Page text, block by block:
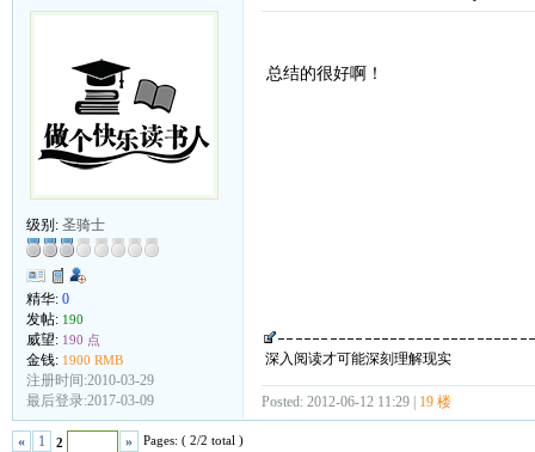
级别: 圣骑士
精华: 0
发帖: 190
威望: 190 点
金钱: 1900 RMB
注册时间:2010-03-29
最后登录:2017-03-09
总结的很好啊！
深入阅读才可能深刻理解现实
Posted: 2012-06-12 11:29 | 19 楼
« 1 2 » Pages: ( 2/2 total )